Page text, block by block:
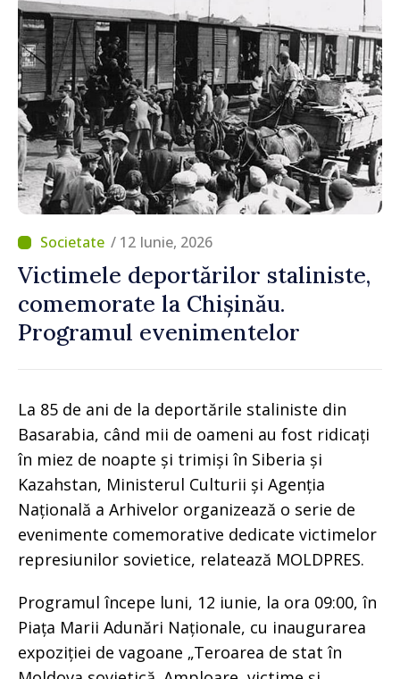
/ 12 Iunie, 2026
Victimele deportărilor staliniste,
comemorate la Chișinău.
Programul evenimentelor
La 85 de ani de la deportările staliniste din
Basarabia, când mii de oameni au fost ridicați
în miez de noapte și trimiși în Siberia și
Kazahstan, Ministerul Culturii și Agenția
Națională a Arhivelor organizează o serie de
evenimente comemorative dedicate victimelor
represiunilor sovietice, relatează MOLDPRES.
Programul începe luni, 12 iunie, la ora 09:00, în
Piața Marii Adunări Naționale, cu inaugurarea
expoziției de vagoane „Teroarea de stat în